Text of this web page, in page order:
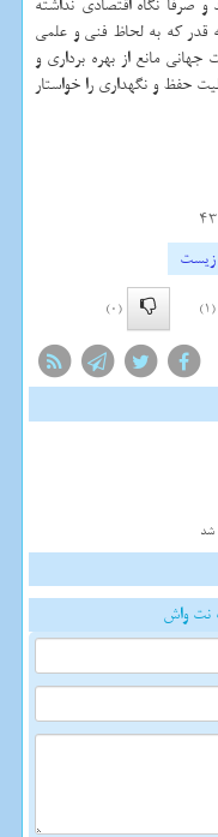
قدر كه به لحاظ فنی و علمی
مانع از بهره برداری و
حفظ و نگهداری را خواستار
(1)
(0)
نت واش